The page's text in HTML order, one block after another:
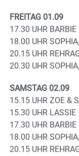
FREITAG 01.09
17.30 UHR BARBIE
18.00 UHR
20.15 UHR
20.30 UHR
SAMSTAG 02.09
15.15 UHR ZOE &
15.30 UHR LASSIE
17.30 UHR BARBIE
18.00 UHR
20.15 UHR